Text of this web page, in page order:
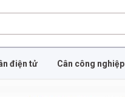
điện tử Cân công nghiệp